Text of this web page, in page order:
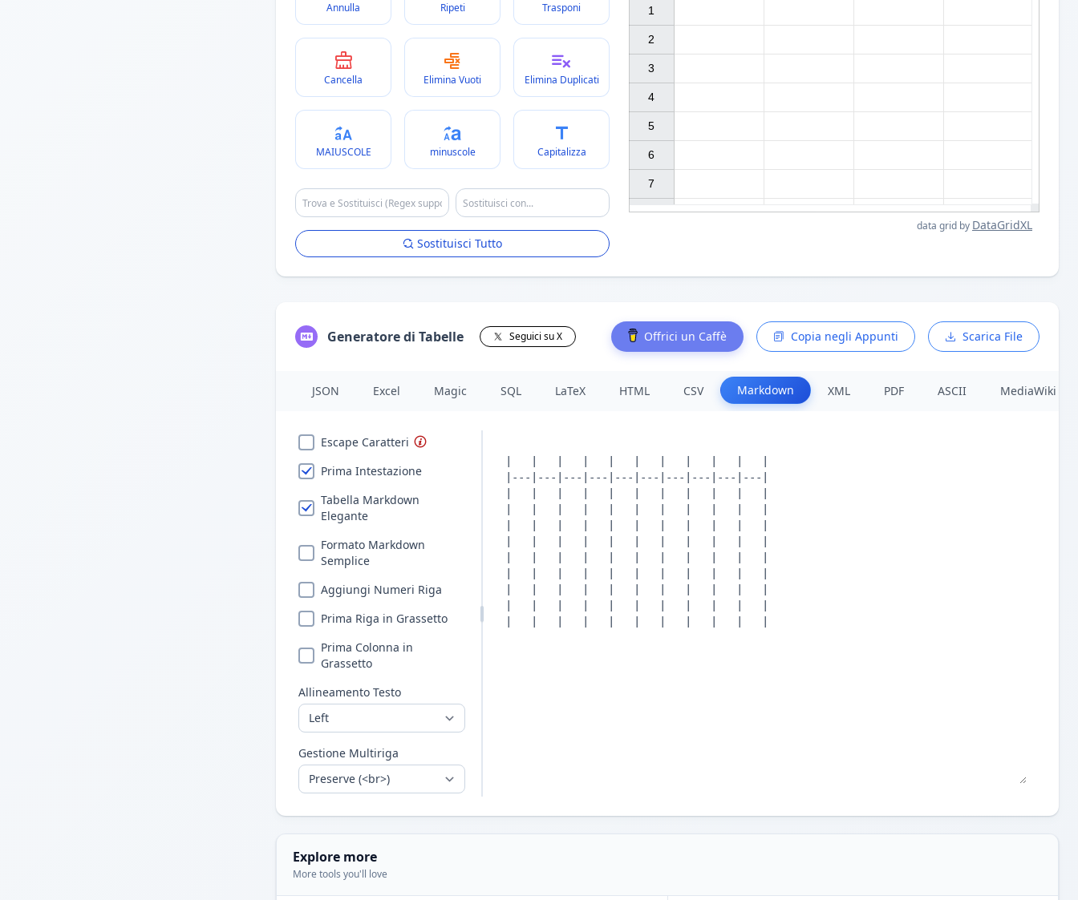
Annulla Ripeti Trasponi
Cancella Elimina Vuoti Elimina Duplicati
MAIUSCOLE minuscole Capitalizza
Sostituisci Tutto
1
2
3
4
5
6
7
data grid by DataGridXL
Generatore di Tabelle Seguici su X Offrici un Caffè Copia negli Appunti Scarica File
JSON Excel Magic SQL LaTeX HTML CSV Markdown XML PDF ASCII MediaWiki
Escape Caratteri
Prima Intestazione
Tabella Markdown
Elegante
Formato Markdown
Semplice
Aggiungi Numeri Riga
Prima Riga in Grassetto
Prima Colonna in
Grassetto
Allineamento Testo
Gestione Multiriga
Explore more
More tools you'll love